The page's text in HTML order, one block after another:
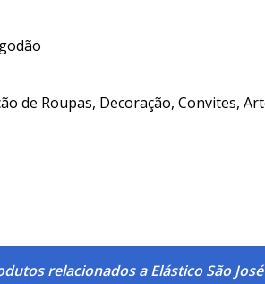
de Roupas, Decoração, Convites,
relacionados a Elástico São